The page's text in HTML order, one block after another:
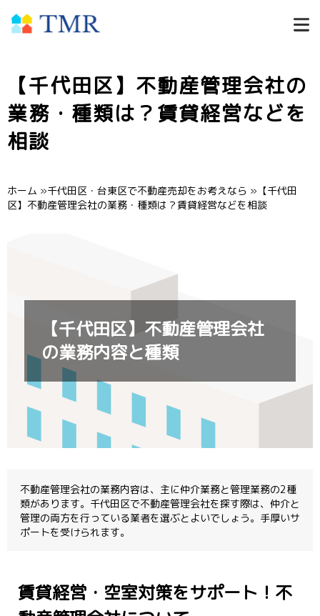
【千代田区】不動産管理会社の
業務・種類は？賃貸経営などを
相談
ホーム »千代田区・台東区で不動産売却をお考えなら » 【千代田
区】不動産管理会社の業務・種類は？賃貸経営などを相談
【千代田区】不動産管理会社
の業務内容と種類
不動産管理会社の業務内容は、主に仲介業務と管理業務の2種
類があります。千代田区で不動産管理会社を探す際は、仲介と
管理の両方を行っている業者を選ぶとよいでしょう。手厚いサ
ポートを受けられます。
賃貸経営・空室対策をサポート！不